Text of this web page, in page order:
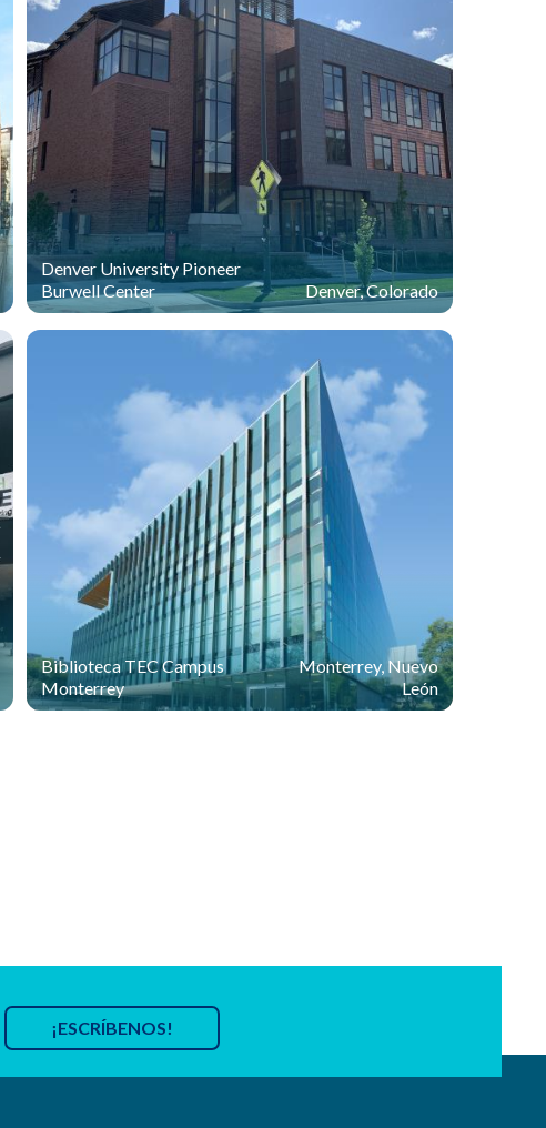
Denver University Pioneer
Burwell Center
Denver, Colorado
Biblioteca TEC Campus
Monterrey
Monterrey, Nuevo
León
¡ESCRÍBENOS!